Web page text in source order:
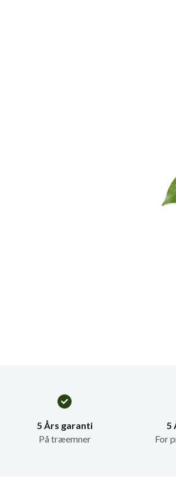
5 Års garanti
På træemner
5
For